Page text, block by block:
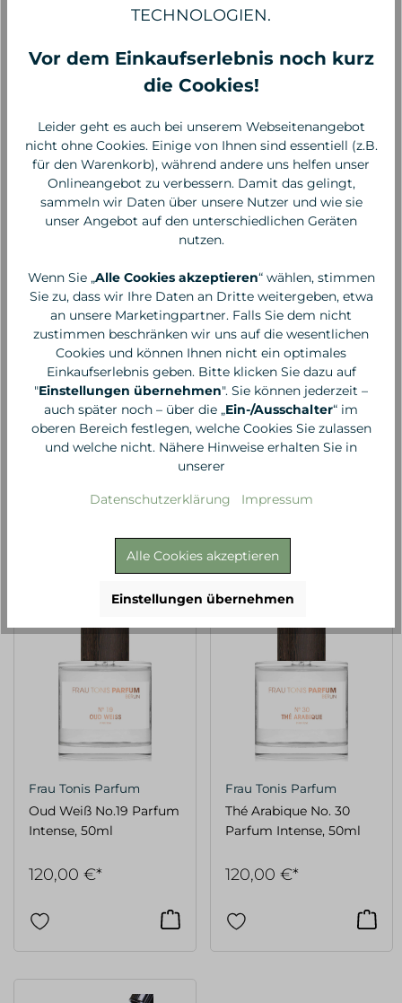
Frau Tonis Parfum
50ml
Frau Tonis Parfum
85,00 €*
Frau Tonis Parfum
Aventure No. 05 Parfum
Intense, 50 ml
Frau Tonis Parfum
Laundrette No. 17
Parfum Intense, 50ml
Frau Tonis Parfum
Oud Weiß No.19 Parfum
Intense, 50ml
120,00 €*
Frau Tonis Parfum
Thé Arabique No. 30
Parfum Intense, 50ml
120,00 €*
TECHNOLOGIEN.
Vor dem Einkaufserlebnis noch kurz
die Cookies!
Leider geht es auch bei unserem Webseitenangebot
nicht ohne Cookies. Einige von Ihnen sind essentiell (z.B.
für den Warenkorb), während andere uns helfen unser
Onlineangebot zu verbessern. Damit das gelingt,
sammeln wir Daten über unsere Nutzer und wie sie
unser Angebot auf den unterschiedlichen Geräten
nutzen.
Wenn Sie „Alle Cookies akzeptieren“ wählen, stimmen
Sie zu, dass wir Ihre Daten an Dritte weitergeben, etwa
an unsere Marketingpartner. Falls Sie dem nicht
zustimmen beschränken wir uns auf die wesentlichen
Cookies und können Ihnen nicht ein optimales
Einkaufserlebnis geben. Bitte klicken Sie dazu auf
"Einstellungen übernehmen". Sie können jederzeit –
auch später noch – über die „Ein-/Ausschalter“ im
oberen Bereich festlegen, welche Cookies Sie zulassen
und welche nicht. Nähere Hinweise erhalten Sie in
unserer
Datenschutzerklärung Impressum
Alle Cookies akzeptieren
Einstellungen übernehmen